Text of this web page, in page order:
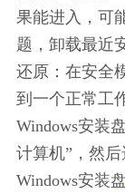
果能进入，可
题，卸载最近
还原：在安全
到一个正常工
Windows安装
计算机”，然
Windows安装盘